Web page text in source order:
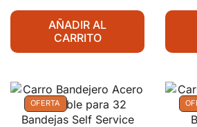
AÑADIR AL
CARRITO
OFERTA